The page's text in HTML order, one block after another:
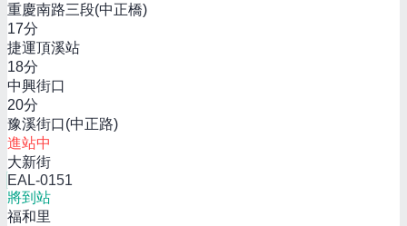
重慶南路三段(中正橋)
17分
捷運頂溪站
18分
中興街口
20分
豫溪街口(中正路)
進站中
大新街
EAL-0151
將到站
福和里